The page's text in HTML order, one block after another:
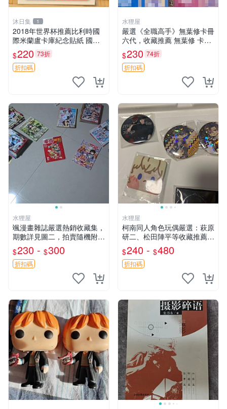
沐日集 1
2018年世界杯推薦比利時國
際米蘭盧卡庫紀念貼紙 國際
足球 網拍紀念品 籤卡庫貼紙
$220 73折
折扣碼
水狸屋
嚴選《全職高手》無葉修卡冊
六代，收藏推薦 無葉修 卡冊
全職高手
$230 74折
折扣碼
水狸屋
颯漫畫雜誌嚴選熱銷收藏集，
期數詳見圖二，拍賣隨機附贈
精彩漫畫，限同城交易，大量
優惠請洽購。颯漫 漫畫 雜志
$230 - $300
折扣碼
水狸屋
柯南同人角色玩偶嚴選：萩原
研二、松田陣平等收藏推薦
萩原研二 收藏 松田陣平 玩具
$240 - $480
折扣碼